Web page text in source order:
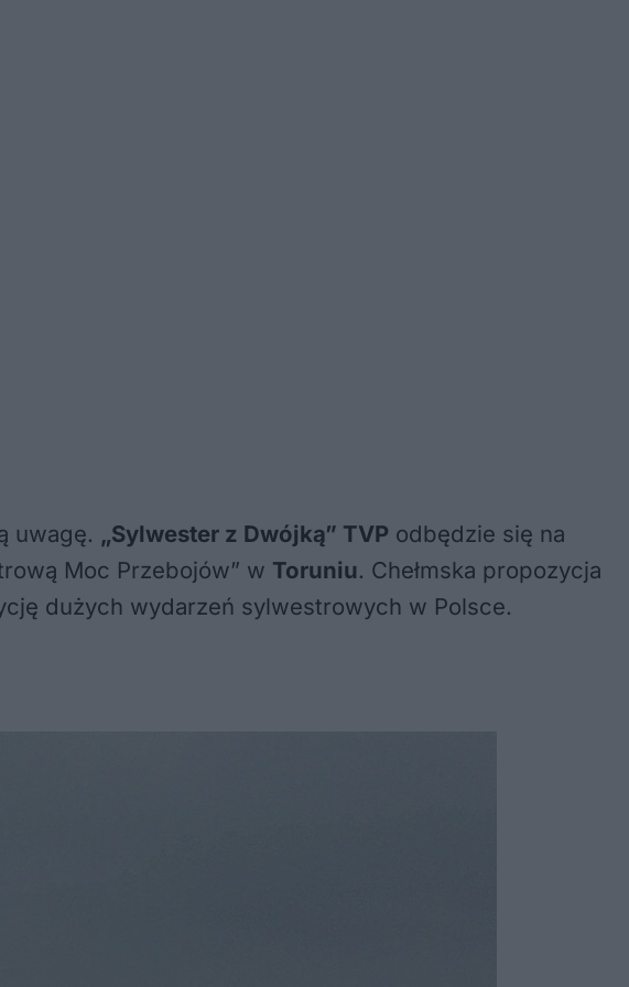
uwagę. „Sylwester z Dwójką” TVP odbędzie się na
Moc Przebojów” w Toruniu. Chełmska propozycja
dużych wydarzeń sylwestrowych w Polsce.